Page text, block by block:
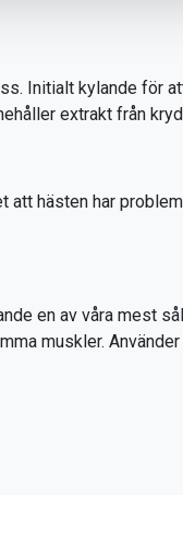
Initialt kylande för
extrakt från
att hästen har
en av våra mest
muskler.